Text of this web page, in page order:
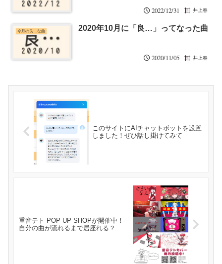
2022/12/31 井上春
今月の良…な曲 2020年10月に「良…」ってなった曲
2020/11/05 井上春
このサイトにAIチャットボットを設置
しました！ぜひ話し掛けてみて
重音テト POP UP SHOPが開催中！
自分の曲が流れるまで居座れる？